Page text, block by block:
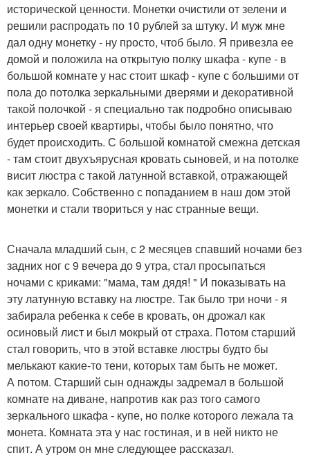
исторической ценности. Монетки очистили от зелени и
решили распродать по 10 рублей за штуку. И муж мне
дал одну монетку - ну просто, чтоб было. Я привезла ее
домой и положила на открытую полку шкафа - купе - в
большой комнате у нас стоит шкаф - купе с большими от
пола до потолка зеркальными дверями и декоративной
такой полочкой - я специально так подробно описываю
интерьер своей квартиры, чтобы было понятно, что
будет происходить. С большой комнатой смежна детская
- там стоит двухъярусная кровать сыновей, и на потолке
висит люстра с такой латунной вставкой, отражающей
как зеркало. Собственно с попаданием в наш дом этой
монетки и стали твориться у нас странные вещи.
Сначала младший сын, с 2 месяцев спавший ночами без
задних ног с 9 вечера до 9 утра, стал просыпаться
ночами с криками: "мама, там дядя! " И показывать на
эту латунную вставку на люстре. Так было три ночи - я
забирала ребенка к себе в кровать, он дрожал как
осиновый лист и был мокрый от страха. Потом старший
стал говорить, что в этой вставке люстры будто бы
мелькают какие-то тени, которых там быть не может.
А потом. Старший сын однажды задремал в большой
комнате на диване, напротив как раз того самого
зеркального шкафа - купе, но полке которого лежала та
монета. Комната эта у нас гостиная, и в ней никто не
спит. А утром он мне следующее рассказал.